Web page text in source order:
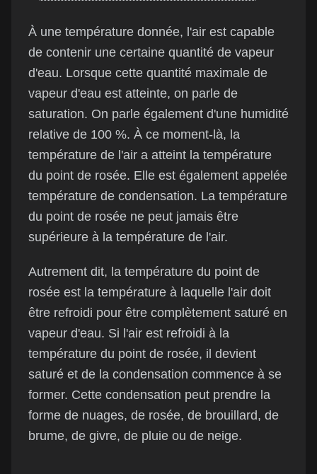
À une température donnée, l'air est capable
de contenir une certaine quantité de vapeur
d'eau. Lorsque cette quantité maximale de
vapeur d'eau est atteinte, on parle de
saturation. On parle également d'une humidité
relative de 100 %. À ce moment-là, la
température de l'air a atteint la température
du point de rosée. Elle est également appelée
température de condensation. La température
du point de rosée ne peut jamais être
supérieure à la température de l'air.
Autrement dit, la température du point de
rosée est la température à laquelle l'air doit
être refroidi pour être complètement saturé en
vapeur d'eau. Si l'air est refroidi à la
température du point de rosée, il devient
saturé et de la condensation commence à se
former. Cette condensation peut prendre la
forme de nuages, de rosée, de brouillard, de
brume, de givre, de pluie ou de neige.